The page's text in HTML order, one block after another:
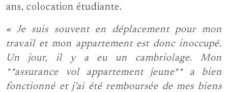
ans, colocation étudiante.
« Je suis souvent en déplacement pour mon
travail et mon appartement est donc inoccupé.
Un jour, il y a eu un cambriolage. Mon
**assurance vol appartement jeune** a bien
fonctionné et j’ai été remboursée de mes biens